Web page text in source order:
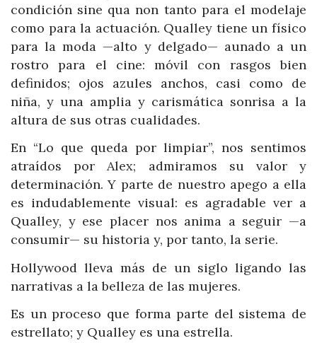
condición sine qua non tanto para el modelaje
como para la actuación. Qualley tiene un físico
para la moda —alto y delgado— aunado a un
rostro para el cine: móvil con rasgos bien
definidos; ojos azules anchos, casi como de
niña, y una amplia y carismática sonrisa a la
altura de sus otras cualidades.
En “Lo que queda por limpiar”, nos sentimos
atraídos por Alex; admiramos su valor y
determinación. Y parte de nuestro apego a ella
es indudablemente visual: es agradable ver a
Qualley, y ese placer nos anima a seguir —a
consumir— su historia y, por tanto, la serie.
Hollywood lleva más de un siglo ligando las
narrativas a la belleza de las mujeres.
Es un proceso que forma parte del sistema de
estrellato; y Qualley es una estrella.